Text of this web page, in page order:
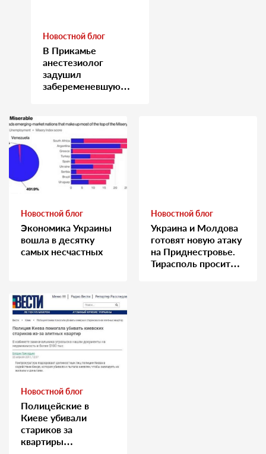
Новостной блог
В Прикамье
анестезиолог
задушил
забеременевшую
Новостной блог
Экономика Украины
вошла в десятку
самых несчастных
Новостной блог
Украина и Молдова
готовят новую атаку
на Приднестровье.
Тирасполь просит
Новостной блог
Полицейские в
Киеве убивали
стариков за
квартиры…